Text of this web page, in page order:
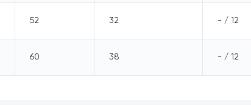
52 32 - / 12
60 38 - / 12